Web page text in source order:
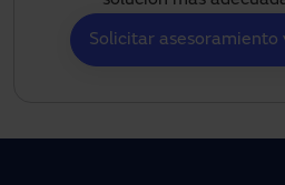
Solicitar asesoramiento